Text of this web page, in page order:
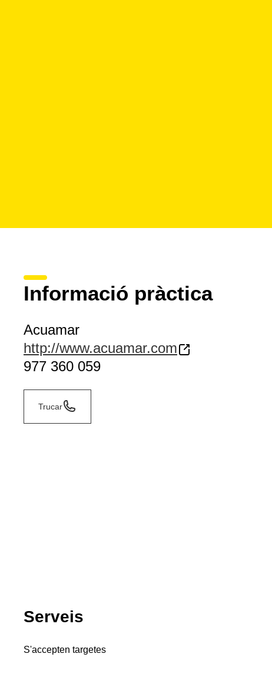
Informació pràctica
Acuamar
http://www.acuamar.com
977 360 059
Trucar
Serveis
S'accepten targetes